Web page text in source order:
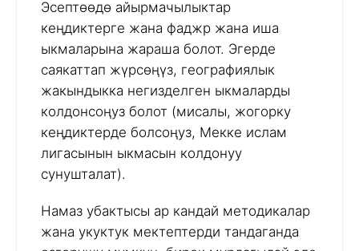
Эсептөөдө айырмачылыктар
кеңдиктерге жана фаджр жана иша
ыкмаларына жараша болот. Эгерде
саякаттап жүрсөңүз, географиялык
жакындыкка негизделген ыкмаларды
колдонсоңуз болот (мисалы, жогорку
кеңдиктерде болсоңуз, Мекке ислам
лигасынын ыкмасын колдонуу
сунушталат).
Намаз убактысы ар кандай методикалар
жана укуктук мектептерди тандаганда